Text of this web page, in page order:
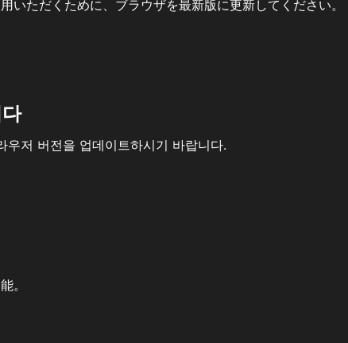
いただくために、ブラウザを最新版に更新してください。
저 버전을 업데이트하시기 바랍니다.
。